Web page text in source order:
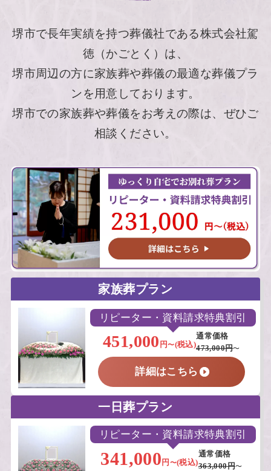
堺市で長年実績を持つ葬儀社である株式会社駕
徳（かごとく）は、
堺市周辺の方に家族葬や葬儀の最適な葬儀プラ
ンを用意しております。
堺市での家族葬や葬儀をお考えの際は、ぜひご
相談ください。
家族葬プラン
リピーター・資料請求特典割引
451,000 円〜(税込)
通常価格
473,000円〜
詳細はこちら
一日葬プラン
リピーター・資料請求特典割引
341,000 円 〜(税込)
通常価格
363,000円〜